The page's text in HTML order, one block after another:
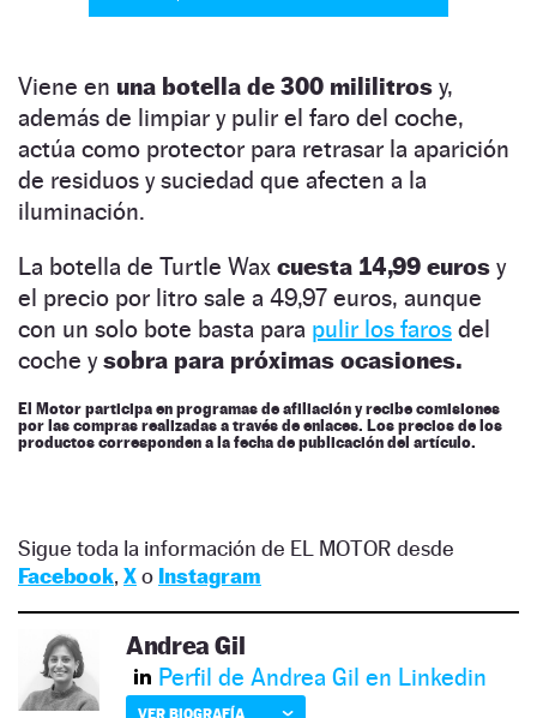
Viene en una botella de 300 mililitros y,
además de limpiar y pulir el faro del coche,
actúa como protector para retrasar la aparición
de residuos y suciedad que afecten a la
iluminación.
La botella de Turtle Wax cuesta 14,99 euros y
el precio por litro sale a 49,97 euros, aunque
con un solo bote basta para pulir los faros del
coche ysobra para próximas ocasiones.
El Motor participa en programas de afiliación y recibe comisiones
por las compras realizadas a través de enlaces. Los precios de los
productos corresponden a la fecha de publicación del artículo.
Sigue toda la información de EL MOTOR desde
Facebook, Xo Instagram
Andrea Gil
Perfil de Andrea Gil en Linkedin
VER BIOGRAFÍA